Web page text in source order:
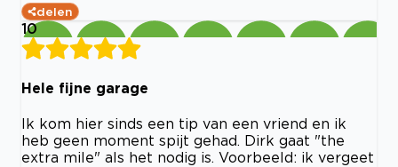
delen
10
Hele fijne garage
Ik kom hier sinds een tip van een vriend en ik
heb geen moment spijt gehad. Dirk gaat "the
extra mile" als het nodig is. Voorbeeld: ik vergeet